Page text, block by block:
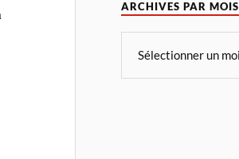
ARCHIVES PAR MOIS